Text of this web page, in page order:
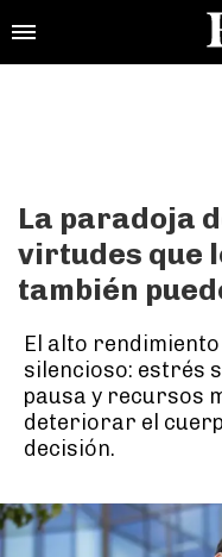
La paradoja
virtudes que
también
El alto
silencioso: estrés
pausa y recursos
deteriorar el
decisión.